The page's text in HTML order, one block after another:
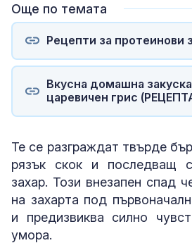
Още по темата
Рецепти за протеинови
Вкусна домашна
царевичен грис
Те се разграждат твърде
рязък скок и последващ
захар. Този внезапен спад
на захарта под
и предизвиква силно
умора.